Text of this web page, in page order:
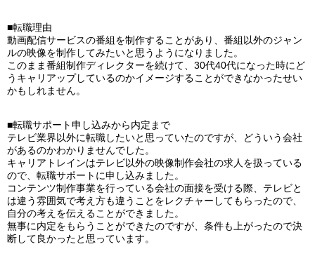
■転職理由
動画配信サービスの番組を制作することがあり、番組以外のジャン
ルの映像を制作してみたいと思うようになりました。
このまま番組制作ディレクターを続けて、30代40代になった時にど
うキャリアップしているのかイメージすることができなかったせい
かもしれません。
■転職サポート申し込みから内定まで
テレビ業界以外に転職したいと思っていたのですが、どういう会社
があるのかわかりませんでした。
キャリアトレインはテレビ以外の映像制作会社の求人を扱っている
ので、転職サポートに申し込みました。
コンテンツ制作事業を行っている会社の面接を受ける際、テレビと
は違う雰囲気で考え方も違うことをレクチャーしてもらったので、
自分の考えを伝えることができました。
無事に内定をもらうことができたのですが、条件も上がったので決
断して良かったと思っています。